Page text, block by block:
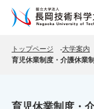
トップページ 大学案内
育児休業制度・介護休業
育児休業制度・